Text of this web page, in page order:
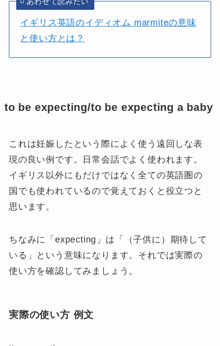
イギリス英語のイディオム marmiteの意味
と使い方とは？
to be expecting/to be expecting a baby
これは妊娠したという際によく使う遠回しな表
現の良い例です。日常会話でよく使われます。
イギリス以外にもだけではなく全ての英語圏の
国でも使われているので覚えておくと役立つと
思います。
ちなみに「expecting」は「（子供に）期待して
いる」という意味になります。それでは実際の
使い方を確認してみましょう。
実際の使い方 例文